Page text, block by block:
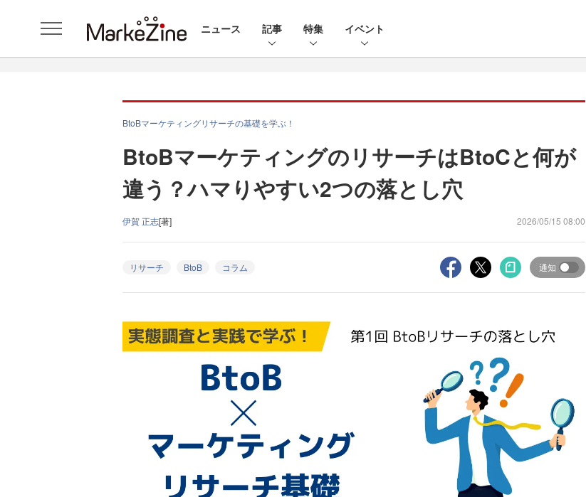
ニュース 記事 特集 イベント
BtoBマーケティングリサーチの基礎を学ぶ！
BtoBマーケティングのリサーチはBtoCと何が
違う？ハマりやすい2つの落とし穴
伊賀 正志[著] 2026/05/15 08:00
リサーチ BtoB コラム 通知